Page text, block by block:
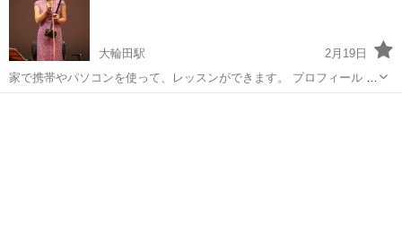
適なプログラムを考え、き...
大輪田駅
2月19日
家で携帯やパソコンを使って、レッスンができます。 プロフィール 梁
嘉佳(リョウ カカ) 5歳から二胡を習い始め、中国で有名な教授朱小虎